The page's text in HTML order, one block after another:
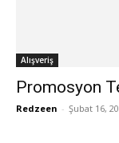
Alışveriş
Promosyon
Redzeen - Şubat 16,